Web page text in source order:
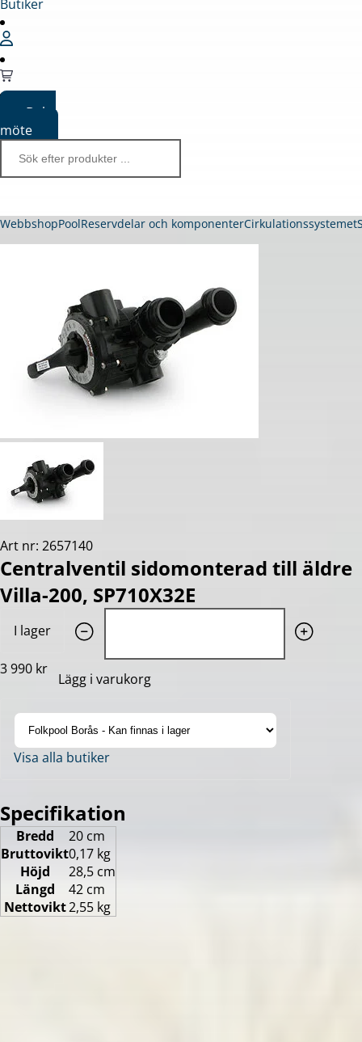
Butiker
Boka
möte
WebbshopPoolReservdelar och komponenterCirkulationssystemet
Art nr: 2657140
Centralventil sidomonterad till äldre
Villa-200, SP710X32E
I lager
3 990 kr
Lägg i varukorg
Visa alla butiker
Specifikation
Bredd
20 cm
Bruttovikt0,17 kg
Höjd
28,5 cm
Längd
42 cm
Nettovikt2,55 kg